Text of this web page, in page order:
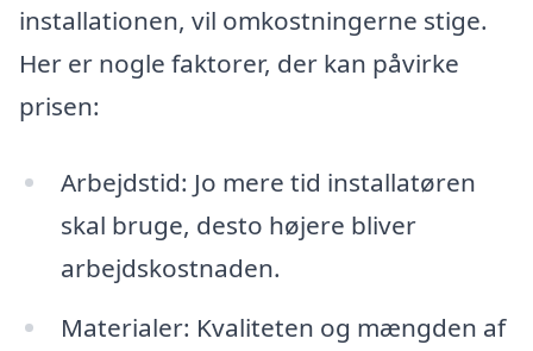
installationen, vil omkostningerne stige.
Her er nogle faktorer, der kan påvirke
prisen:
Arbejdstid: Jo mere tid installatøren
skal bruge, desto højere bliver
arbejdskostnaden.
Materialer: Kvaliteten og mængden af